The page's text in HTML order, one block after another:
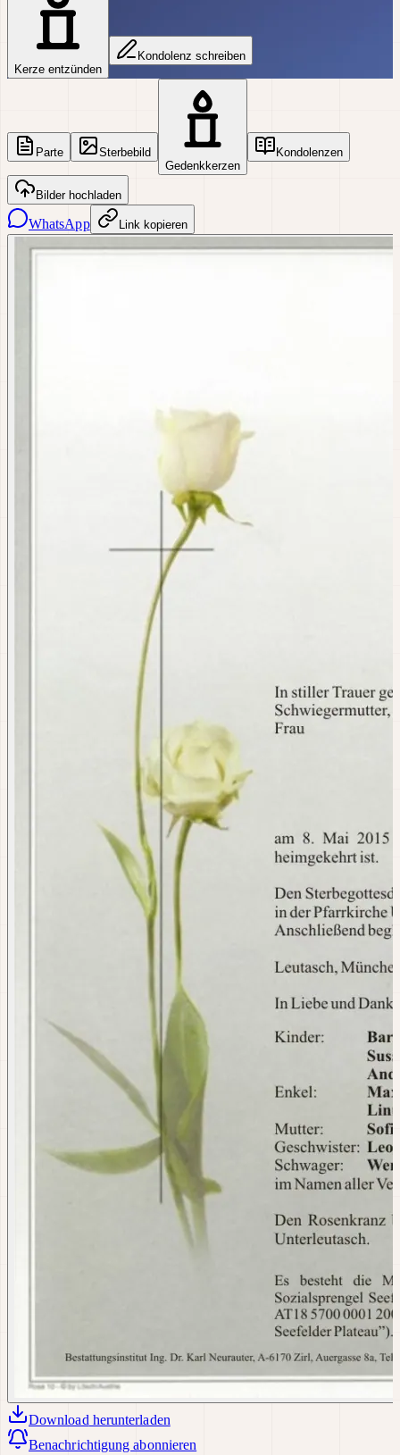
Kerze entzünden
Kondolenz schreiben
Parte
Sterbebild
Gedenkkerzen
Kondolenzen
Bilder hochladen
WhatsApp Link kopieren
Download herunterladen
Benachrichtigung abonnieren